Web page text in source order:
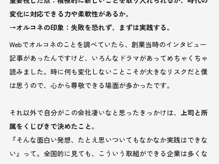
変化に対応できる力や柔軟性があるか。
→オルコネの印象：失敗を恐れず、まずは実践する。
Webでオルコネのことを調べていたら、創業当時のインタビュー
記事があったんですけど、いろんなドラマがあってめちゃくちゃ
読みました。時に何も変化しないことこそが大きなリスクだと僕
は思うので、心から尊敬できる場面が多かったです。
それ以外で自分がこの会社凄いなと思ったきっかけは、 上司と所
属をくじびきで決めたこと。
『そんな面白い発想、たとえ思いついてもなかなか実践はできな
い』って。全国的に見ても、こういう取組ができる企業は多くな